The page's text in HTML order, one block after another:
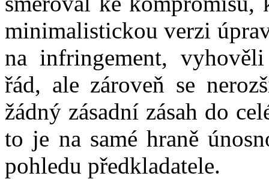
minimalistickou verzi
na infringement,
řád, ale zároveň se
žádný zásadní zásah do
to je na samé hraně
pohledu předkladatele.